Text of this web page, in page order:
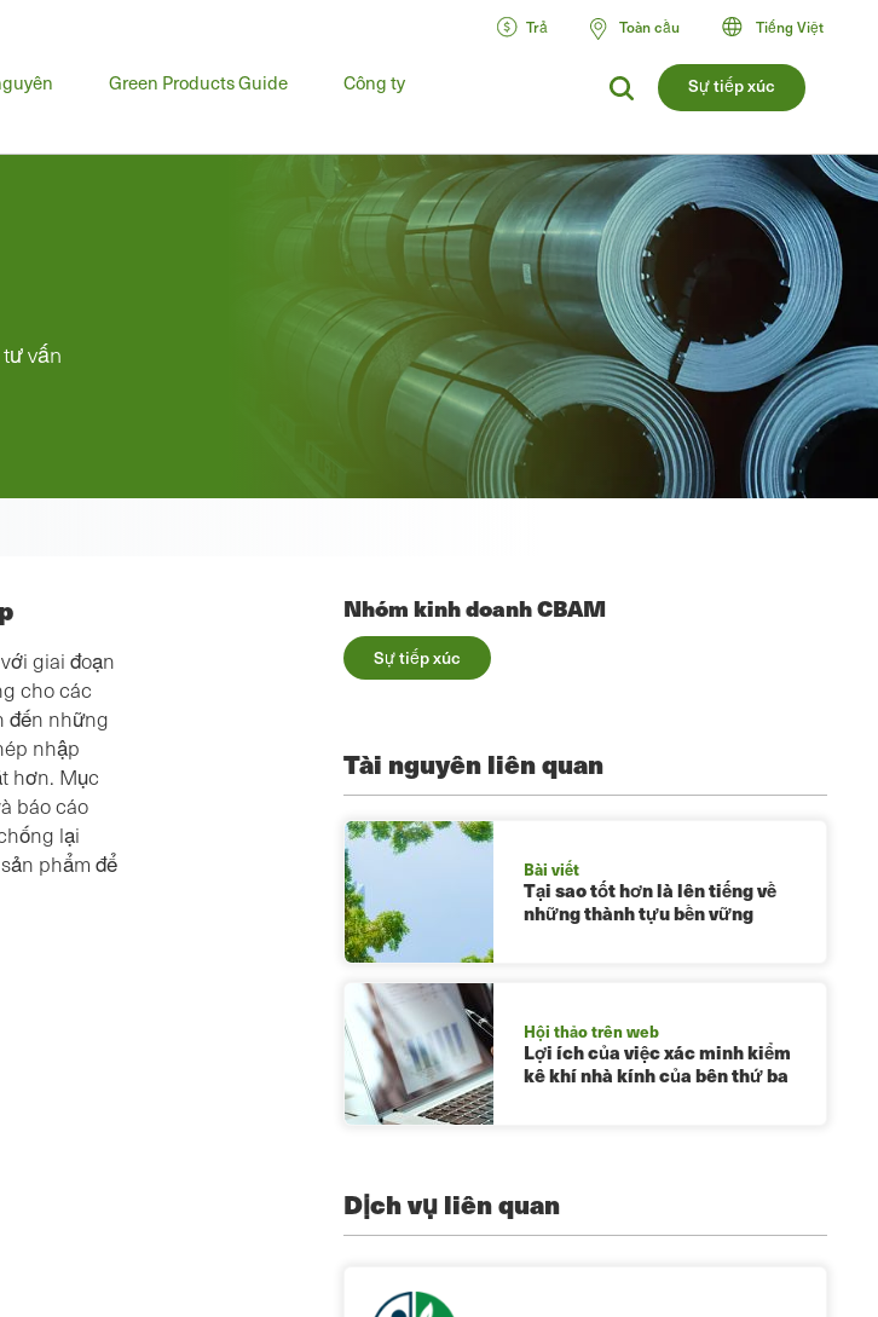
Sự tiếp xúc
Green Products Guide Công ty
Trả Toàn cầu Tiếng Việt
vấn
Nhóm kinh doanh CBAM
Sự tiếp xúc
giai đoạn
cho các
đến những
nhập
hơn. Mục
báo cáo
lại
phẩm để
Tài nguyên liên quan
Bài viết
Tại sao tốt hơn là lên tiếng về
những thành tựu bền vững
Hội thảo trên web
Lợi ích của việc xác minh kiểm
kê khí nhà kính của bên thứ ba
Dịch vụ liên quan